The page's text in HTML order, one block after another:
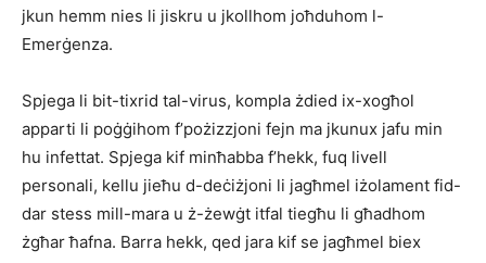
jkun hemm nies li jiskru u jkollhom joħduhom l-
Emerġenza.
Spjega li bit-tixrid tal-virus, kompla żdied ix-xogħol
apparti li poġġihom f’pożizzjoni fejn ma jkunux jafu min
hu infettat. Spjega kif minħabba f’hekk, fuq livell
personali, kellu jieħu d-deċiżjoni li jagħmel iżolament fid-
dar stess mill-mara u ż-żewġt itfal tiegħu li għadhom
żgħar ħafna. Barra hekk, qed jara kif se jagħmel biex